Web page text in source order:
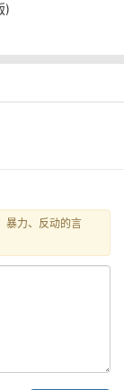
)
暴力、反动的言